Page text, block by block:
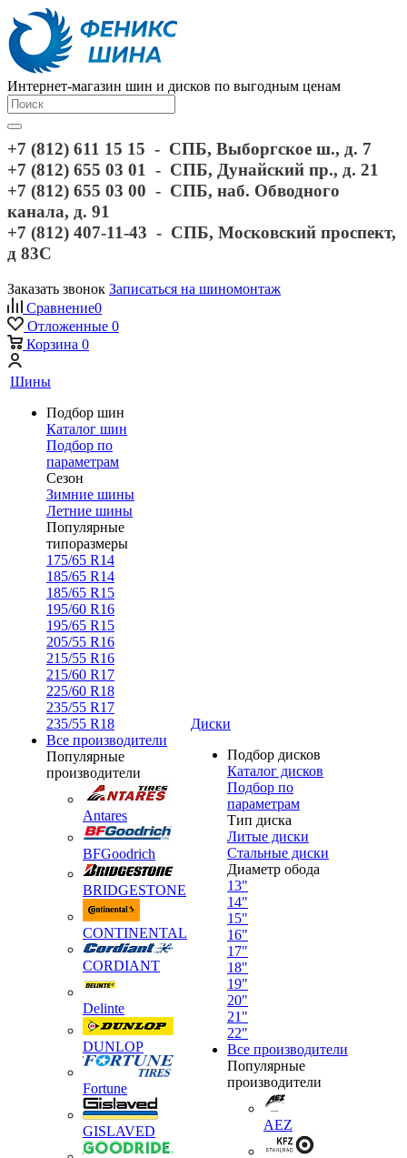
Интернет-магазин шин и дисков по выгодным ценам
+7 (812) 611 15 15 - СПБ, Выборгское ш., д. 7
+7 (812) 655 03 01 - СПБ, Дунайский пр., д. 21
+7 (812) 655 03 00 - СПБ, наб. Обводного
канала, д. 91
+7 (812) 407-11-43 - СПБ, Московский проспект,
д 83С
Заказать звонок Записаться на шиномонтаж
Сравнение0
Отложенные 0
Корзина 0
Шины
Подбор шин
Каталог шин
Подбор по
параметрам
Сезон
Зимние шины
Летние шины
Популярные
типоразмеры
175/65 R14
185/65 R14
185/65 R15
195/60 R16
195/65 R15
205/55 R16
215/55 R16
215/60 R17
225/60 R18
235/55 R17
235/55 R18
Все производители
Популярные
производители
Antares
BFGoodrich
BRIDGESTONE
CONTINENTAL
CORDIANT
Delinte
DUNLOP
Fortune
GISLAVED
Диски
Подбор дисков
Каталог дисков
Подбор по
параметрам
Тип диска
Литые диски
Стальные диски
Диаметр обода
13"
14"
15"
16"
17"
18"
19"
20"
21"
22"
Все производители
Популярные
производители
AEZ